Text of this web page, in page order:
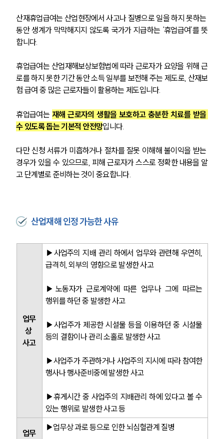
산재휴업급여는 산업현장에서 사고나 질병으로 일을 하지 못하는
동안 생계가 막막해지지 않도록 국가가 지급하는 ‘휴업급여’를 뜻
합니다.
휴업급여는 산업재해보상보험법에 따라 근로자가 요양을 위해 근
로를 하지 못한 기간 동안 소득 일부를 보전해 주는 제도로, 산재보
험 급여 중 많은 근로자들이 활용하는 제도입니다.
휴업급여는 재해 근로자의 생활을 보호하고 충분한 치료를 받을
수 있도록 돕는 기본적 안전망입니다.
다만 신청 서류가 미흡하거나 절차를 잘못 이해해 불이익을 받는
경우가 있을 수 있으므로, 피해 근로자가 스스로 정확한 내용을 알
고 단계별로 준비하는 것이 중요합니다.
산업재해 인정 가능한 사유
업무
상
사고
▶사업주의 지배 관리 하에서 업무와 관련해 우연히,
급격히, 외부의 영향으로 발생한 사고
▶노동자가 근로계약에 따른 업무나 그에 따르는
행위를 하던 중 발생한 사고
▶사업주가 제공한 시설물 등을 이용하던 중 시설물
등의 결함이나 관리 소홀로 발생한 사고
▶사업주가 주관하거나 사업주의 지시에 따라 참여한
행사나 행사준비중에 발생한 사고
▶휴게시간 중 사업주의 지배관리 하에 있다고 볼 수
있는 행위로 발생한 사고 등
업무
▶업무상 과로 등으로 인한 뇌심혈관계 질병